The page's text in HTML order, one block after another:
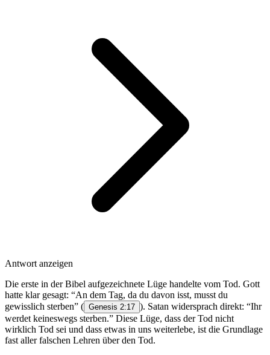
Antwort anzeigen
Die erste in der Bibel aufgezeichnete Lüge handelte vom Tod. Gott
hatte klar gesagt: “An dem Tag, da du davon isst, musst du
gewisslich sterben” ( Genesis 2:17 ). Satan widersprach direkt: “Ihr
werdet keineswegs sterben.” Diese Lüge, dass der Tod nicht
wirklich Tod sei und dass etwas in uns weiterlebe, ist die Grundlage
fast aller falschen Lehren über den Tod.